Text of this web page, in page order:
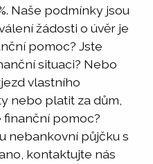
Naše podmínky jsou
žádosti o úvěr je
pomoc? Jste
situaci? Nebo
vlastního
nebo platit za dům,
finanční pomoc?
nebankovní půjčku s
kontaktujte nás